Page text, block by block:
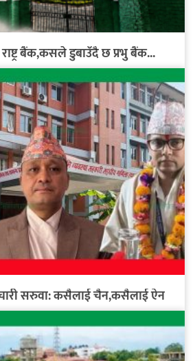
बैंक,कसले डुबाउँदै छ प्रभु बैंक...
सरुवा: कसैलाई चैन,कसैलाई ऐन